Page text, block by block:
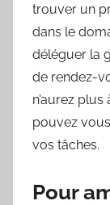
trouver un
dans le
déléguer la
de rendez-
n’aurez
pouvez
vos tâches.
Pour